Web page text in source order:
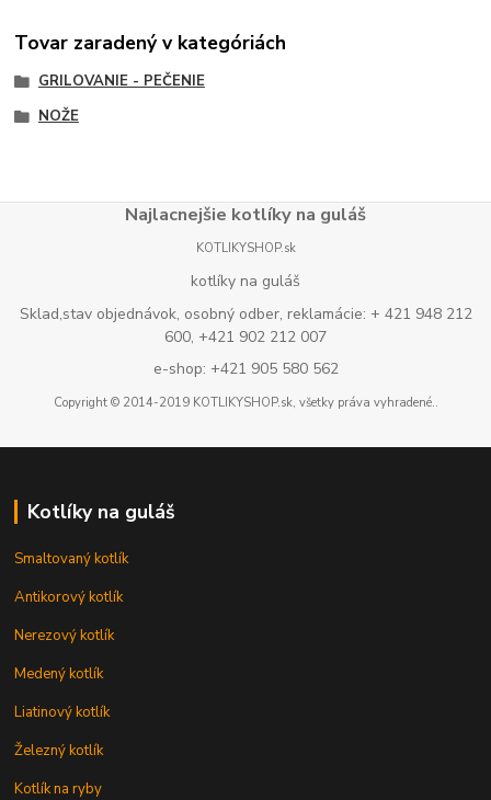
Tovar zaradený v kategóriách
GRILOVANIE - PEČENIE
NOŽE
Najlacnejšie kotlíky na guláš
KOTLIKYSHOP.sk
kotlíky na guláš
Sklad,stav objednávok, osobný odber, reklamácie: + 421 948 212
600, +421 902 212 007
e-shop: +421 905 580 562
Copyright © 2014-2019 KOTLIKYSHOP.sk, všetky práva vyhradené..
Kotlíky na guláš
Smaltovaný kotlík
Antikorový kotlík
Nerezový kotlík
Medený kotlík
Liatinový kotlík
Železný kotlík
Kotlík na ryby